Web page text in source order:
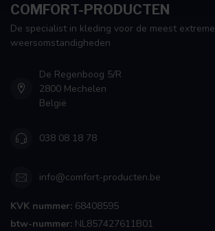
COMFORT-PRODUCTEN
De specialist in kleding voor de meest extreme
weersomstandigheden
De Regenboog 5/R
2800 Mechelen
België
038 08 18 78
info@comfort-producten.be
KVK nummer: 68408595
btw-nummer: NL857427611B01